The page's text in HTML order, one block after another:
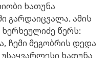
ხათუნა
გარდაიცვალა. ამის
წერს:
ჩემი მეგობრის დედა
ხათუნა